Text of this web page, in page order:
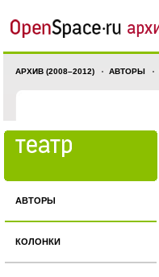
АРХИВ (2008–2012) АВТОРЫ
АВТОРЫ
КОЛОНКИ